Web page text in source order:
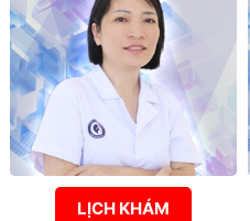
LỊCH KHÁM